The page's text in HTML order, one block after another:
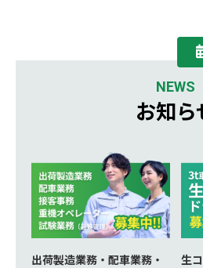
NEWS
お知ら
出荷製造業務・配車業務・
生